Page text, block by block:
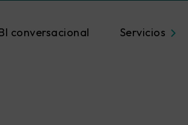
conversacional Servicios